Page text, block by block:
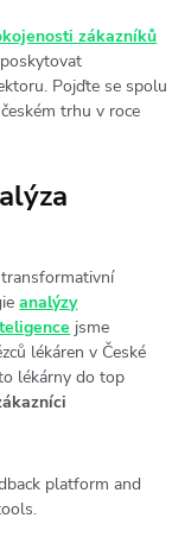
zákazníků
Pojďte se spolu
trhu v roce
analýzy
jsme
lékáren v České
lékárny do top